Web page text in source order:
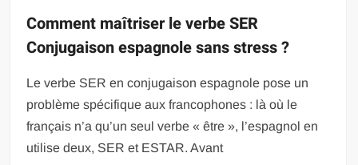
Comment maîtriser le verbe SER
Conjugaison espagnole sans stress ?
Le verbe SER en conjugaison espagnole pose un
problème spécifique aux francophones : là où le
français n’a qu’un seul verbe « être », l’espagnol en
utilise deux, SER et ESTAR. Avant